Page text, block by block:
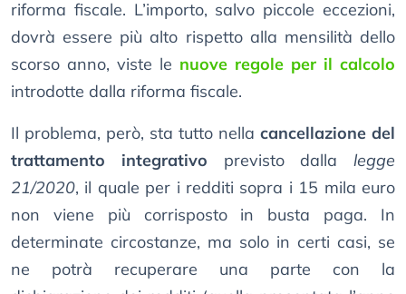
riforma fiscale. L’importo, salvo piccole eccezioni,
dovrà essere più alto rispetto alla mensilità dello
scorso anno, viste le nuove regole per il calcolo
introdotte dalla riforma fiscale.
Il problema, però, sta tutto nella cancellazione del
trattamento integrativo previsto dalla legge
21/2020, il quale per i redditi sopra i 15 mila euro
non viene più corrisposto in busta paga. In
determinate circostanze, ma solo in certi casi, se
ne potrà recuperare una parte con la